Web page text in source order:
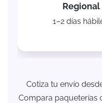
Regional
1–2 días
Cotiza tu envío
Compara paqueterías